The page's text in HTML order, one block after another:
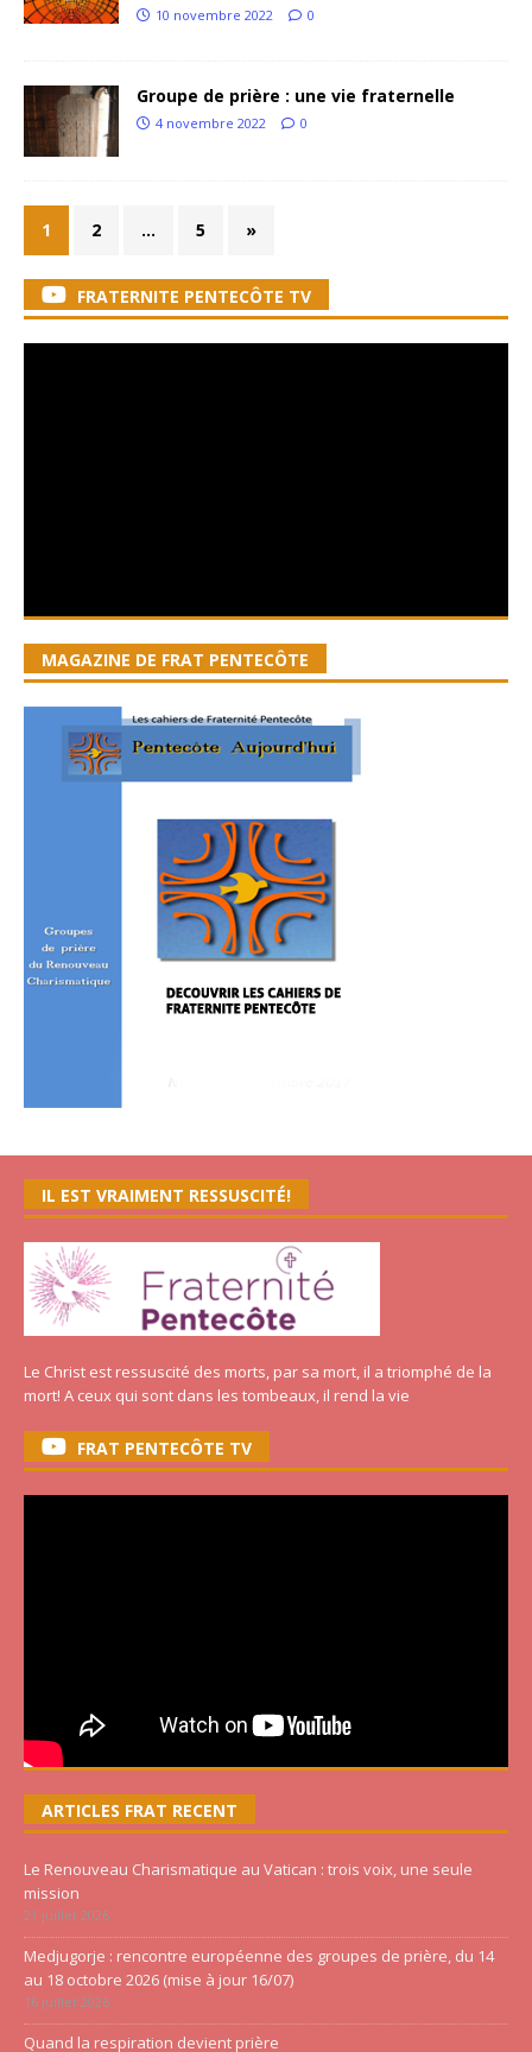
10 novembre 2022 0
Groupe de prière : une vie fraternelle
4 novembre 2022 0
1 2 … 5 »
FRATERNITE PENTECÔTE TV
MAGAZINE DE FRAT PENTECÔTE
IL EST VRAIMENT RESSUSCITÉ!
Le Christ est ressuscité des morts, par sa mort, il a triomphé de la
mort! A ceux qui sont dans les tombeaux, il rend la vie
FRAT PENTECÔTE TV
ARTICLES FRAT RECENT
Le Renouveau Charismatique au Vatican : trois voix, une seule
mission
21 juillet 2026
Medjugorje : rencontre européenne des groupes de prière, du 14
au 18 octobre 2026 (mise à jour 16/07)
16 juillet 2026
Quand la respiration devient prière